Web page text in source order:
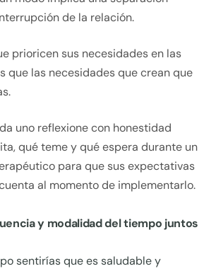
de la relación.
prioricen sus necesidades en las
que las necesidades que crean que
uno reflexione con honestidad
qué teme y qué espera durante un
para que sus expectativas
al momento de implementarlo.
y modalidad del tiempo juntos
sentirías que es saludable y